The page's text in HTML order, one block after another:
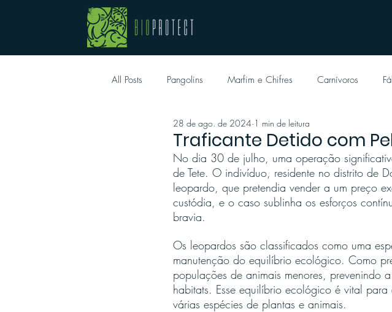
All Posts Pangolins Marfim e Chifres Carnívoros
Traficante Detido com
28 de ago. de 2024 1 min de leitura
No dia 30 de julho, uma operação
de Tete. O indivíduo, residente no distrito de
leopardo, que pretendia vender a um preço
custódia, e o caso sublinha os esforços
bravia.
Os leopardos são classificados como uma
manutenção do equilíbrio ecológico. Como
populações de animais menores, prevenindo
habitats. Esse equilíbrio ecológico é vital
várias espécies de plantas e animais.